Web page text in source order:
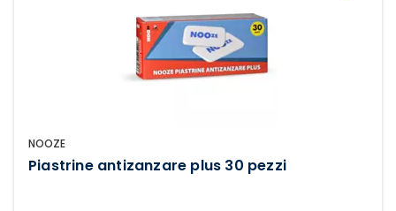
NOOZE
Piastrine antizanzare plus 30 pezzi